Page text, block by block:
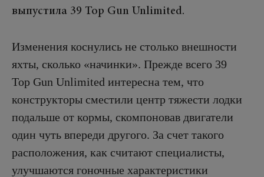
выпустила 39 Top Gun Unlimited.
Изменения коснулись не столько внешности
яхты, сколько «начинки». Прежде всего 39
Top Gun Unlimited интересна тем, что
конструкторы сместили центр тяжести лодки
подальше от кормы, скомпоновав двигатели
один чуть впереди другого. За счет такого
расположения, как считают специалисты,
улучшаются гоночные характеристики